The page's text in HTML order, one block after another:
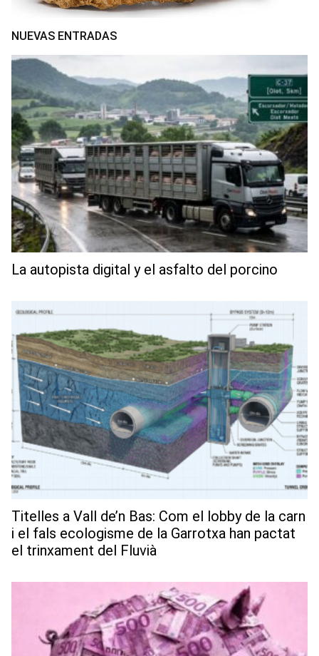
NUEVAS ENTRADAS
La autopista digital y el asfalto del porcino
Titelles a Vall de’n Bas: Com el lobby de la carn
i el fals ecologisme de la Garrotxa han pactat
el trinxament del Fluvià